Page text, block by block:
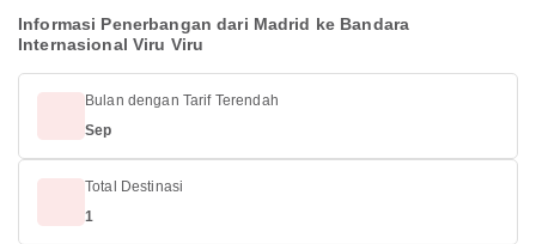
Informasi Penerbangan dari Madrid ke Bandara
Internasional Viru Viru
Bulan dengan Tarif Terendah
Sep
Total Destinasi
1